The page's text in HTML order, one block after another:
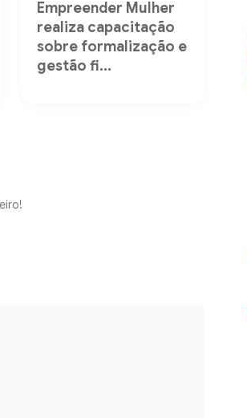
Empreender Mulher
realiza capacitação
sobre formalização e
gestão fi...